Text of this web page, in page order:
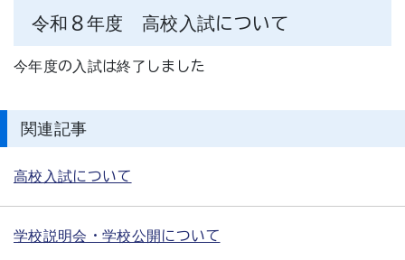
令和８年度 高校入試について
今年度の入試は終了しました
関連記事
高校入試について
学校説明会・学校公開について